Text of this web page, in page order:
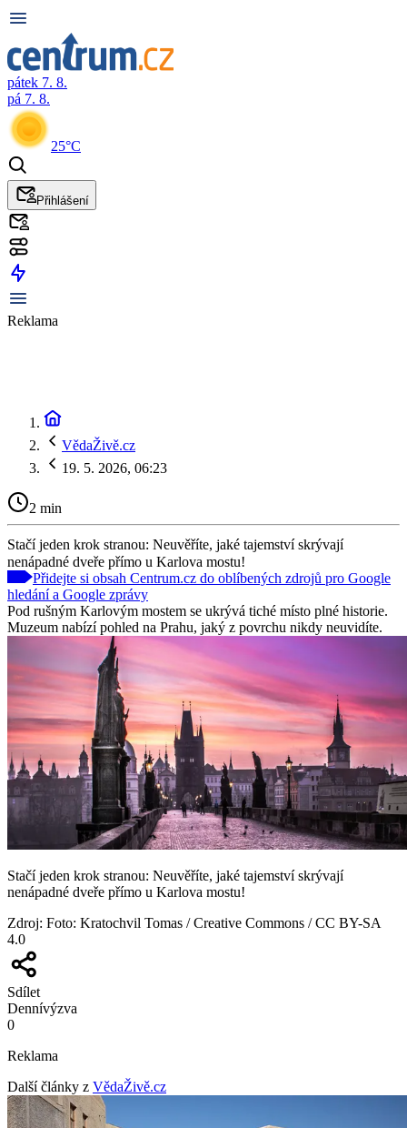
pátek 7. 8.
pá 7. 8.
25°C
Přihlášení
Reklama
VědaŽivě.cz
19. 5. 2026, 06:23
2 min
Stačí jeden krok stranou: Neuvěříte, jaké tajemství skrývají
nenápadné dveře přímo u Karlova mostu!
Přidejte si obsah Centrum.cz do oblíbených zdrojů pro Google
hledání a Google zprávy
Pod rušným Karlovým mostem se ukrývá tiché místo plné historie.
Muzeum nabízí pohled na Prahu, jaký z povrchu nikdy neuvidíte.
Stačí jeden krok stranou: Neuvěříte, jaké tajemství skrývají
nenápadné dveře přímo u Karlova mostu!
Zdroj: Foto: Kratochvil Tomas / Creative Commons / CC BY-SA
4.0
Sdílet
Dennívýzva
0
Reklama
Další články z VědaŽivě.cz